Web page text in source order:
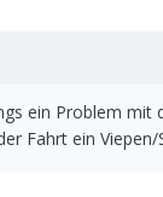
ein Problem mit
Fahrt ein